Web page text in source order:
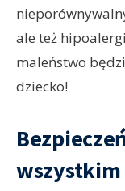
ale też
maleństwo
dziecko!
wszystkim